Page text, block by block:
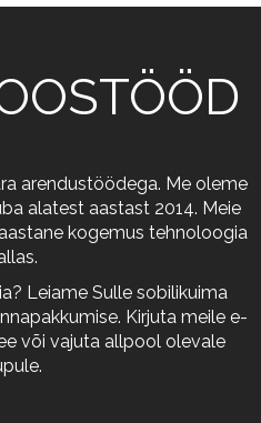
arendustöödega. Me oleme
alatest aastast 2014. Meie
kogemus tehnoloogia
Leiame Sulle sobilikuima
Kirjuta meile e-
või vajuta allpool olevale